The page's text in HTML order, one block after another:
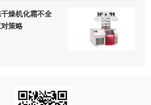
燥机化霜不全
策略